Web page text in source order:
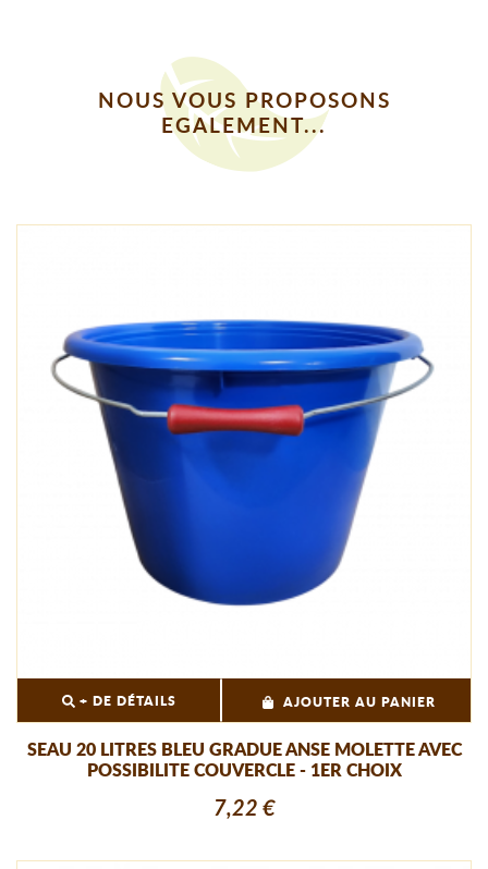
NOUS VOUS PROPOSONS
EGALEMENT...
+ DE DÉTAILS AJOUTER AU PANIER
SEAU 20 LITRES BLEU GRADUE ANSE MOLETTE AVEC
POSSIBILITE COUVERCLE - 1ER CHOIX
7,22 €